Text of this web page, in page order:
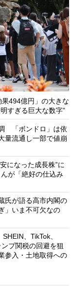
494億円」の大きな
すぎる巨大な数字”
「ボンドロ」は依
量流通し一部で値崩
になった成長株”に
が「絶好の仕込み
氏が語る高市内閣の
」いま不可欠なの
、TikTok、
プ関税の回避を狙
参入・土地取得への